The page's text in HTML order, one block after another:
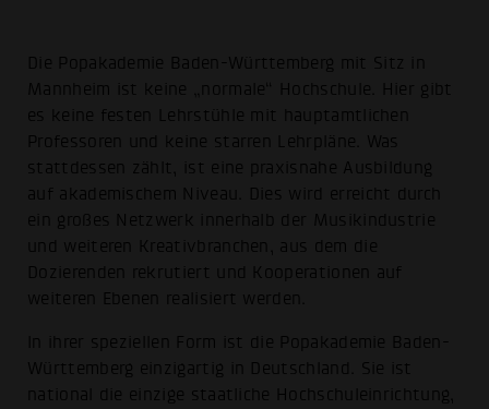
Die Popakademie Baden-Württemberg mit Sitz in
Mannheim ist keine „normale“ Hochschule. Hier gibt
es keine festen Lehrstühle mit hauptamtlichen
Professoren und keine starren Lehrpläne. Was
stattdessen zählt, ist eine praxisnahe Ausbildung
auf akademischem Niveau. Dies wird erreicht durch
ein großes Netzwerk innerhalb der Musikindustrie
und weiteren Kreativbranchen, aus dem die
Dozierenden rekrutiert und Kooperationen auf
weiteren Ebenen realisiert werden.
In ihrer speziellen Form ist die Popakademie Baden-
Württemberg einzigartig in Deutschland. Sie ist
national die einzige staatliche Hochschuleinrichtung,